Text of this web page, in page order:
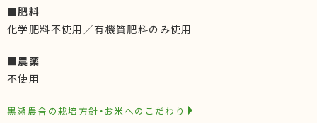
■肥料
化学肥料不使用／有機質肥料のみ使用
■農薬
不使用
黒瀬農舎の栽培方針・お米へのこだわり